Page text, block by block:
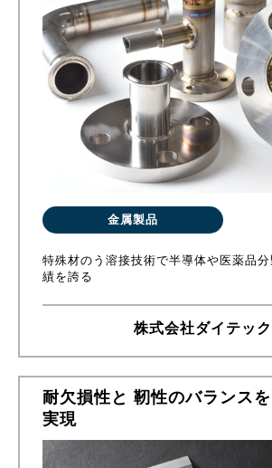
金属製品
特殊材のう溶接技術で半導体や医薬品
績を誇る
株式会社ダイテック
耐欠損性と 靭性のバランス
実現